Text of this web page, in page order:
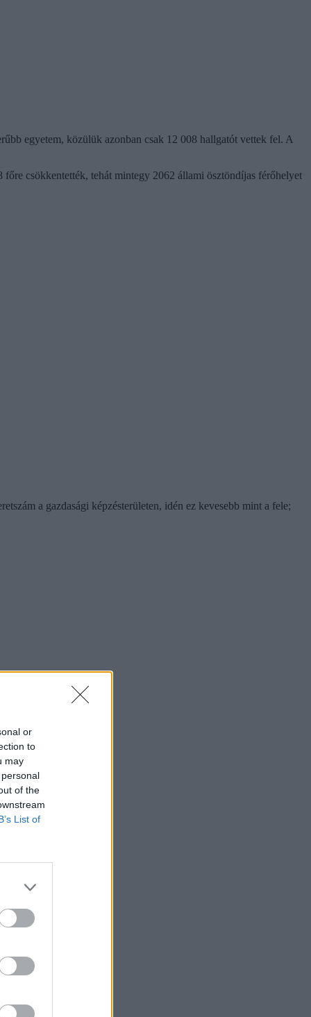
or
to
may
of the
List of
egyetem, közülük azonban csak 12 008 hallgatót vettek fel. A
csökkentették, tehát mintegy 2062 állami ösztöndíjas férőhelyet
a gazdasági képzésterületen, idén ez kevesebb mint a fele;